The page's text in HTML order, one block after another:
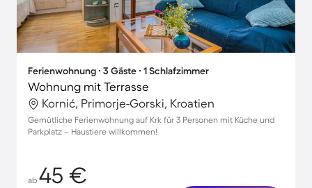
Ferienwohnung ∙ 3 Gäste ∙ 1 Schlafzimmer
Wohnung mit Terrasse
Kornić, Primorje-Gorski, Kroatien
Gemütliche Ferienwohnung auf Krk für 3 Personen mit Küche und
Parkplatz – Haustiere willkommen!
ab 45 €